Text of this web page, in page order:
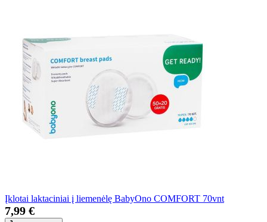
Įklotai laktaciniai į liemenėlę BabyOno COMFORT 70vnt
7,99 €